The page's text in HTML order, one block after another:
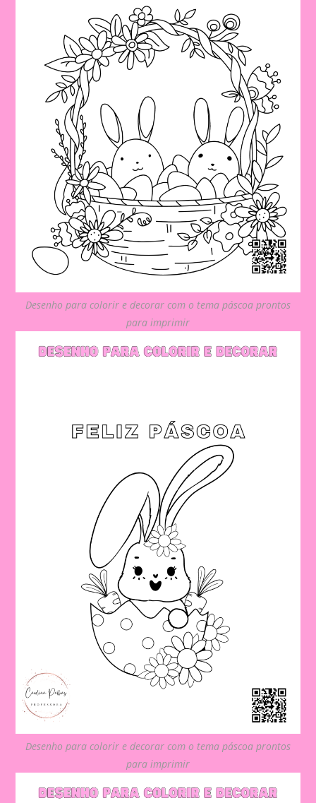
Desenho para colorir e decorar com o tema páscoa prontos
para imprimir
Desenho para colorir e decorar com o tema páscoa prontos
para imprimir